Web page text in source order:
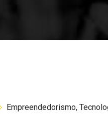
Empreendedorismo,